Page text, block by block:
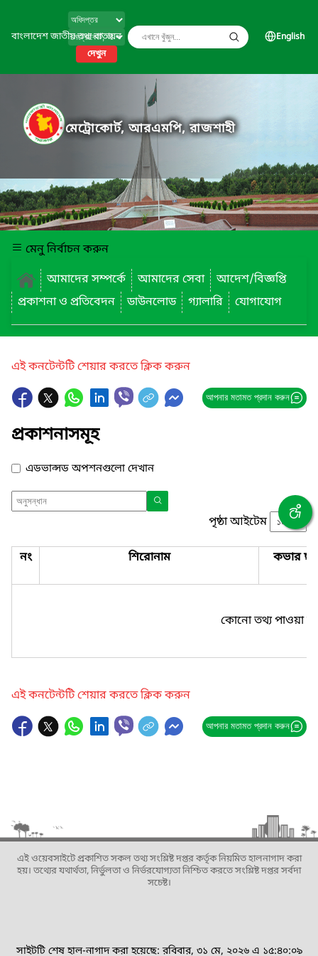
বাংলাদেশ জাতীয় তথ্য বাতায়ন
দেখুন
English
মেট্রোকোর্ট, আরএমপি, রাজশাহী
মেনু নির্বাচন করুন
আমাদের সম্পর্কে
আমাদের সেবা
আদেশ/বিজ্ঞপ্তি
প্রকাশনা ও প্রতিবেদন
ডাউনলোড গ্যালারি যোগাযোগ
এই কনটেন্টটি শেয়ার করতে ক্লিক করুন
আপনার মতামত প্রদান করুন
প্রকাশনাসমূহ
এডভান্সড অপশনগুলো দেখান
পৃষ্ঠা আইটেম
নং শিরোনাম কভার
কোনো তথ্য পাওয়া
এই কনটেন্টটি শেয়ার করতে ক্লিক করুন
আপনার মতামত প্রদান করুন
এই ওয়েবসাইটে প্রকাশিত সকল তথ্য সংশ্লিষ্ট দপ্তর কর্তৃক নিয়মিত হালনাগাদ করা
হয়। তথ্যের যথার্থতা, নির্ভুলতা ও নির্ভরযোগ্যতা নিশ্চিত করতে সংশ্লিষ্ট দপ্তর সর্বদা
সচেষ্ট।
সাইটটি শেষ হাল-নাগাদ করা হয়েছে: রবিবার, ৩১ মে, ২০২৬ এ ১৫:৪০:০৯